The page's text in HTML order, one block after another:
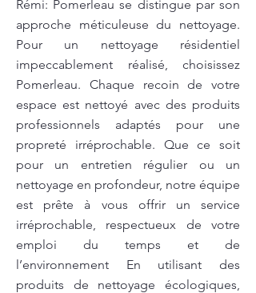
Rémi: Pomerleau se distingue par son
approche méticuleuse du nettoyage.
Pour un nettoyage résidentiel
impeccablement réalisé, choisissez
Pomerleau. Chaque recoin de votre
espace est nettoyé avec des produits
professionnels adaptés pour une
propreté irréprochable. Que ce soit
pour un entretien régulier ou un
nettoyage en profondeur, notre équipe
est prête à vous offrir un service
irréprochable, respectueux de votre
emploi du temps et de
l’environnement En utilisant des
produits de nettoyage écologiques,